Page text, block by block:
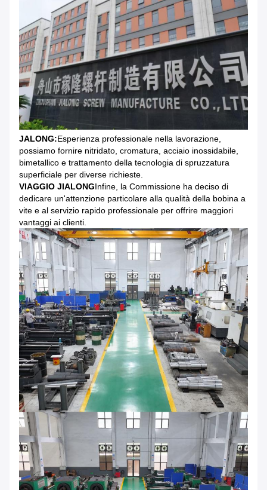
JALONG:Esperienza professionale nella lavorazione,
possiamo fornire nitridato, cromatura, acciaio inossidabile,
bimetallico e trattamento della tecnologia di spruzzatura
superficiale per diverse richieste.
VIAGGIO JIALONGInfine, la Commissione ha deciso di
dedicare un'attenzione particolare alla qualità della bobina a
vite e al servizio rapido professionale per offrire maggiori
vantaggi ai clienti.